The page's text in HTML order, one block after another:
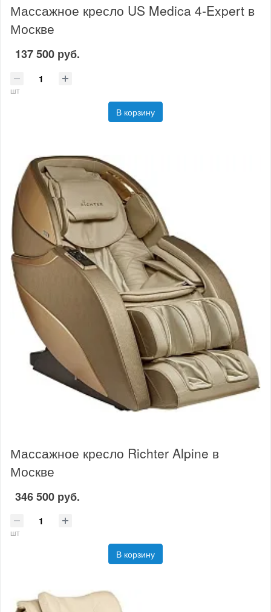
Массажное кресло US Medica 4-Expert в
Москве
137 500 руб.
шт
В корзину
Массажное кресло Richter Alpine в
Москве
346 500 руб.
шт
В корзину